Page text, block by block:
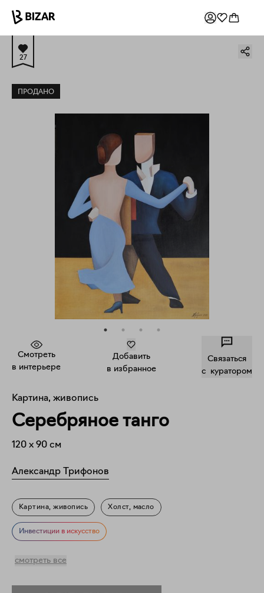
27
ПРОДАНО
Смотреть
в интерьере
Добавить
в избранное
Связаться
c куратором
Картина, живопись
Серебряное танго
120 x 90 см
Александр Трифонов
Картина, живопись Холст, масло
Фигуративное искусство
Инвестиции в искусство
смотреть все